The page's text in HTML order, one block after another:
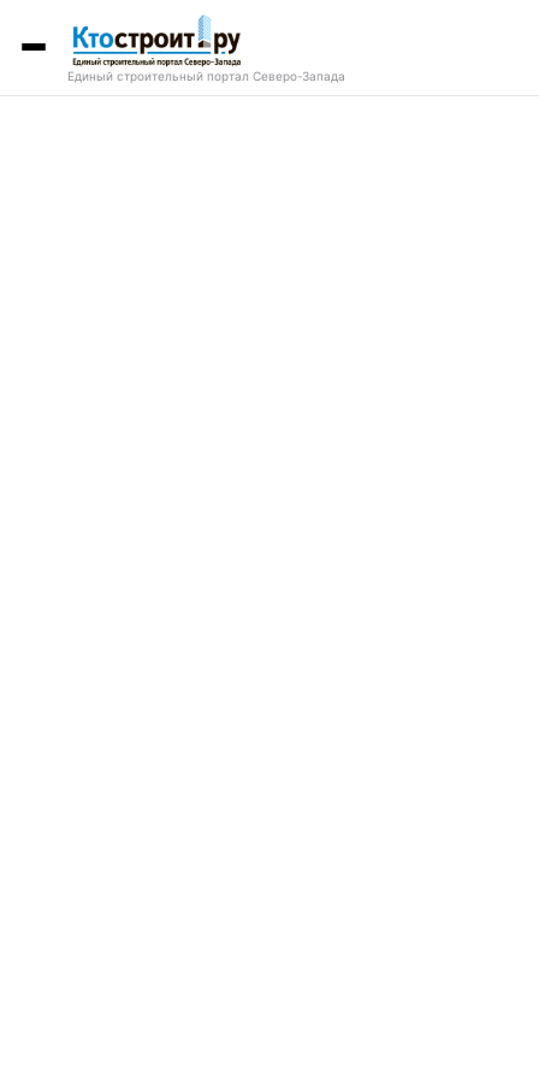
Единый строительный портал Северо-Запада